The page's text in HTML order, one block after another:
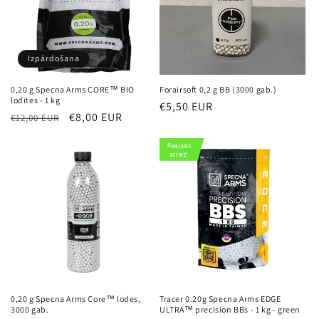
a
:
Izpārdošana
0,20 g Specna Arms CORE™ BIO
lodītes - 1 kg
Parastā
€12,00 EUR
Izpārdošanas
€8,00 EUR
Forairsoft 0,2 g BB (3000 gab.)
Parastā
€5,50 EUR
0,20 g Specna Arms Core™ lodes,
3000 gab.
Pieejams
uzreiz!
Tracer 0.20g Specna Arms EDGE
ULTRA™ precision BBs - 1 kg - green